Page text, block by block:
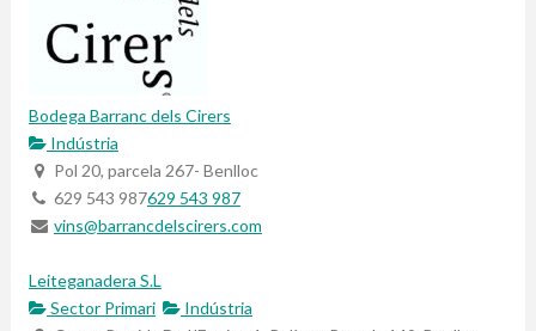
Bodega Barranc dels Cirers
Indústria
Pol 20, parcela 267- Benlloc
629 543 987629 543 987
vins@barrancdelscirers.com
Leiteganadera S.L
Sector Primari
Indústria